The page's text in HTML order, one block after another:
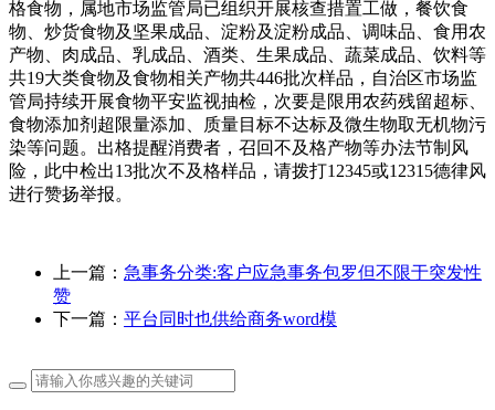
格食物，属地市场监管局已组织开展核查措置工做，餐饮食
物、炒货食物及坚果成品、淀粉及淀粉成品、调味品、食用农
产物、肉成品、乳成品、酒类、生果成品、蔬菜成品、饮料等
共19大类食物及食物相关产物共446批次样品，自治区市场监
管局持续开展食物平安监视抽检，次要是限用农药残留超标、
食物添加剂超限量添加、质量目标不达标及微生物取无机物污
染等问题。出格提醒消费者，召回不及格产物等办法节制风
险，此中检出13批次不及格样品，请拨打12345或12315德律风
进行赞扬举报。
上一篇： 急事务分类:客户应急事务包罗但不限于突发性
赞
下一篇： 平台同时也供给商务word模